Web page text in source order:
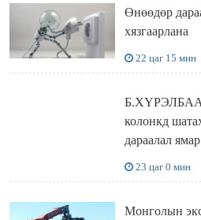
Өнөөдөр
хязгаарлана
22 цаг 15 мин
колонкд
дараалал
23 цаг 0 мин
Монголын